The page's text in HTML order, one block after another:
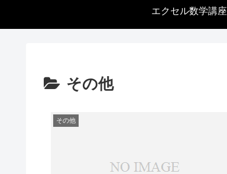
エクセル数学講座
その他
その他